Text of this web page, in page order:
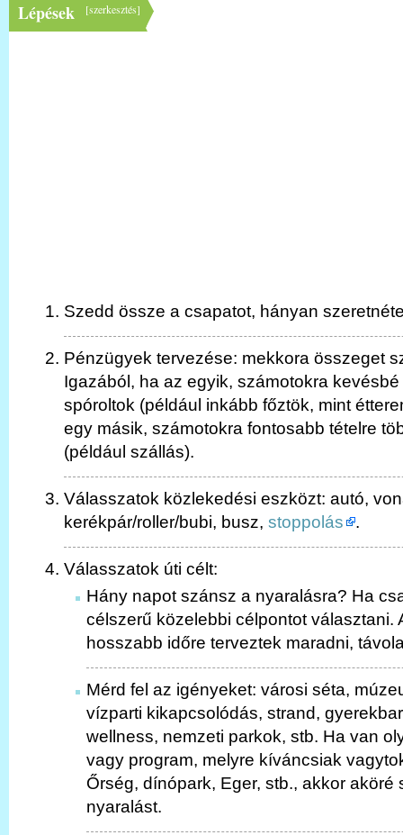
[szerkesztés]
Lépések
Szedd össze a csapatot, hányan
Pénzügyek tervezése: mekkora összeget
Igazából, ha az egyik, számotokra
spóroltok (például inkább főztök, mint
egy másik, számotokra fontosabb tételre
(például szállás).
Válasszatok közlekedési eszközt: autó,
kerékpár/roller/bubi, busz, stoppolás .
Válasszatok úti célt:
Hány napot szánsz a nyaralásra? Ha
célszerű közelebbi célpontot választani.
hosszabb időre terveztek maradni,
Mérd fel az igényeket: városi séta,
vízparti kikapcsolódás, strand,
wellness, nemzeti parkok, stb. Ha van
vagy program, melyre kíváncsiak
Őrség, dínópark, Eger, stb., akkor aköré
nyaralást.